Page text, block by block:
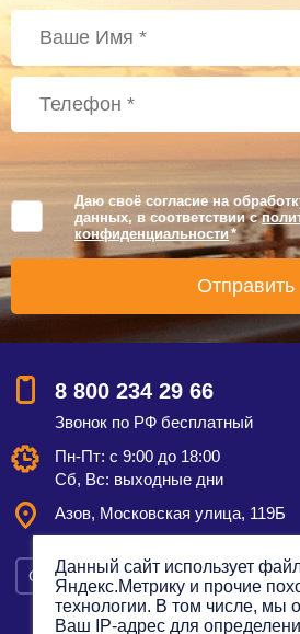
Даю своё согласие на
данных, в соответствии с
конфиденциальности *
8 800 234 29 66
Звонок по РФ бесплатный
Пн-Пт: с 9:00 до 18:00
Сб, Вс: выходные дни
Азов, Московская улица, 119Б
Смотреть на карте Оставить
Данный сайт использует
Яндекс.Метрику и прочие
технологии. В том числе, мы
Ваш IP-адрес для